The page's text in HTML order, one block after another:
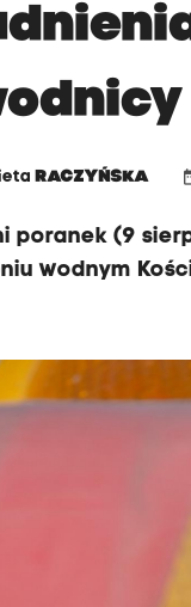
RACZYŃSKA
poranek (9
wodnym